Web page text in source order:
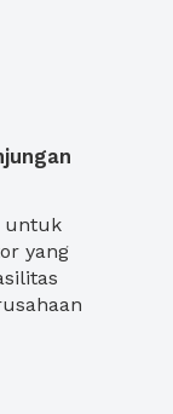
untuk
yang